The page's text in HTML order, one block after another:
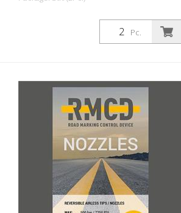
2 bezvzduchové trysky na značenie čiar
vrátane tesnení. Bezvzduchové
obojstranné trysky boli špeciálne vyvinuté
Špeciálna konštrukcia trysky umožňuje
dosiahnuť optimálne výsledky pri
povrchovom značení. Veľkosť: 623 Uhol
rozstreku: 60 stupňov Farba: čierna
Čierna Otvory: 0,023 palca Model: RMCD
Airless Tip Vyrobené v EURÓPE! Návod na
inštaláciu: Používajte len neporušený
ochranný kryt trysky! Uistite sa, že oceľové
tesnenie s plastovým krúžkom je správne
nainštalované. Nikdy nesiahajte do
striekacej trysky. Môže to viesť k vážnym
Pc.